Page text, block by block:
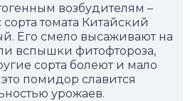
возбудителям –
томата Китайский
Его смело высаживают на
вспышки фитофтороза,
сорта болеют и мало
помидор славится
урожаев.